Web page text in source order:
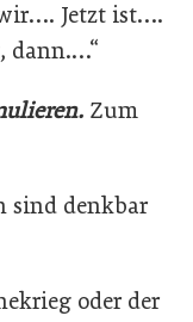
Jetzt ist….
dann.…“
Zum
sind denkbar
oder der